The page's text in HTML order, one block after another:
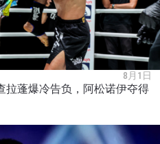
8月1日
拉蓬爆冷告负，阿松诺伊夺得